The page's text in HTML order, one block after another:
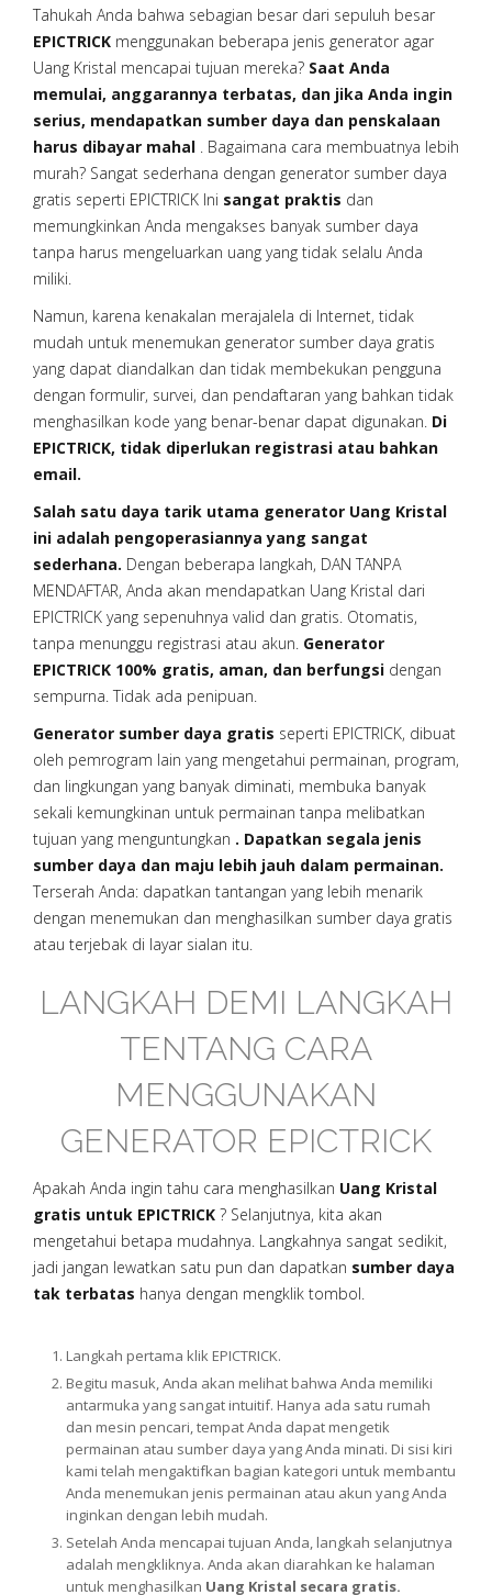
Tahukah Anda bahwa sebagian besar dari sepuluh besar
EPICTRICK menggunakan beberapa jenis generator agar
Uang Kristal mencapai tujuan mereka? Saat Anda
memulai, anggarannya terbatas, dan jika Anda ingin
serius, mendapatkan sumber daya dan penskalaan
harus dibayar mahal . Bagaimana cara membuatnya lebih
murah? Sangat sederhana dengan generator sumber daya
gratis seperti EPICTRICK Ini sangat praktis dan
memungkinkan Anda mengakses banyak sumber daya
tanpa harus mengeluarkan uang yang tidak selalu Anda
miliki.
Namun, karena kenakalan merajalela di Internet, tidak
mudah untuk menemukan generator sumber daya gratis
yang dapat diandalkan dan tidak membekukan pengguna
dengan formulir, survei, dan pendaftaran yang bahkan tidak
menghasilkan kode yang benar-benar dapat digunakan. Di
EPICTRICK, tidak diperlukan registrasi atau bahkan
email.
Salah satu daya tarik utama generator Uang Kristal
ini adalah pengoperasiannya yang sangat
sederhana. Dengan beberapa langkah, DAN TANPA
MENDAFTAR, Anda akan mendapatkan Uang Kristal dari
EPICTRICK yang sepenuhnya valid dan gratis. Otomatis,
tanpa menunggu registrasi atau akun. Generator
EPICTRICK 100% gratis, aman, dan berfungsi dengan
sempurna. Tidak ada penipuan.
Generator sumber daya gratis seperti EPICTRICK, dibuat
oleh pemrogram lain yang mengetahui permainan, program,
dan lingkungan yang banyak diminati, membuka banyak
sekali kemungkinan untuk permainan tanpa melibatkan
tujuan yang menguntungkan . Dapatkan segala jenis
sumber daya dan maju lebih jauh dalam permainan.
Terserah Anda: dapatkan tantangan yang lebih menarik
dengan menemukan dan menghasilkan sumber daya gratis
atau terjebak di layar sialan itu.
LANGKAH DEMI LANGKAH
TENTANG CARA
MENGGUNAKAN
GENERATOR EPICTRICK
Apakah Anda ingin tahu cara menghasilkan Uang Kristal
gratis untuk EPICTRICK ? Selanjutnya, kita akan
mengetahui betapa mudahnya. Langkahnya sangat sedikit,
jadi jangan lewatkan satu pun dan dapatkan sumber daya
tak terbatas hanya dengan mengklik tombol.
Langkah pertama klik EPICTRICK.
Begitu masuk, Anda akan melihat bahwa Anda memiliki
antarmuka yang sangat intuitif. Hanya ada satu rumah
dan mesin pencari, tempat Anda dapat mengetik
permainan atau sumber daya yang Anda minati. Di sisi kiri
kami telah mengaktifkan bagian kategori untuk membantu
Anda menemukan jenis permainan atau akun yang Anda
inginkan dengan lebih mudah.
Setelah Anda mencapai tujuan Anda, langkah selanjutnya
adalah mengkliknya. Anda akan diarahkan ke halaman
untuk menghasilkan Uang Kristal secara gratis.